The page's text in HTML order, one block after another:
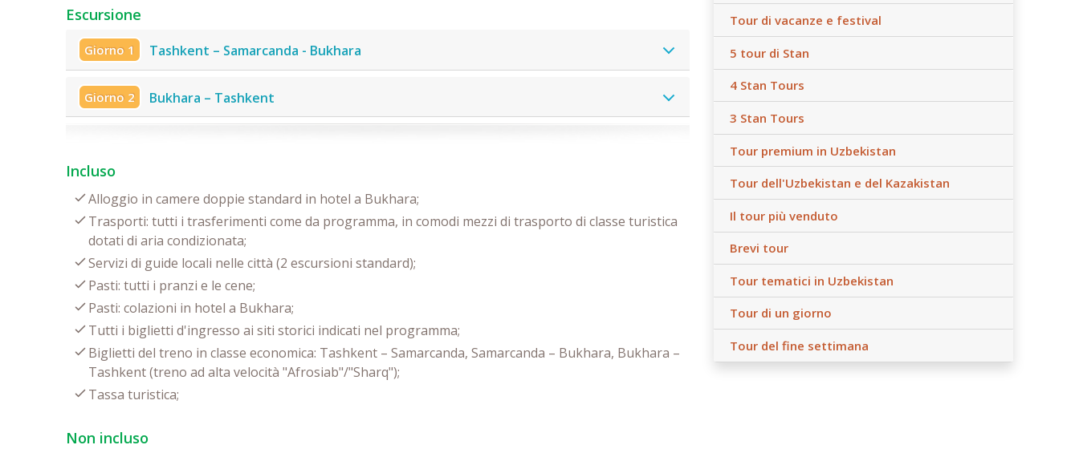
Escursione
Giorno 1 Tashkent – Samarcanda - Bukhara
Giorno 2 Bukhara – Tashkent
Incluso
Alloggio in camere doppie standard in hotel a Bukhara;
Trasporti: tutti i trasferimenti come da programma, in comodi mezzi di trasporto di classe turistica
dotati di aria condizionata;
Servizi di guide locali nelle città (2 escursioni standard);
Pasti: tutti i pranzi e le cene;
Pasti: colazioni in hotel a Bukhara;
Tutti i biglietti d'ingresso ai siti storici indicati nel programma;
Biglietti del treno in classe economica: Tashkent – Samarcanda, Samarcanda – Bukhara, Bukhara –
Tashkent (treno ad alta velocità "Afrosiab"/"Sharq");
Tassa turistica;
Non incluso
Tour di vacanze e festival
5 tour di Stan
4 Stan Tours
3 Stan Tours
Tour premium in Uzbekistan
Tour dell'Uzbekistan e del Kazakistan
Il tour più venduto
Brevi tour
Tour tematici in Uzbekistan
Tour di un giorno
Tour del fine settimana